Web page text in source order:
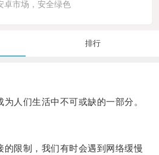
卓市场，安全绿色
排行
人们生活中不可或缺的一部分。
限制，我们有时会遇到网络缓慢